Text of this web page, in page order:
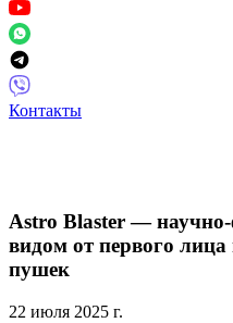
Контакты
Astro Blaster — научно-
видом от первого
пушек
22 июля 2025 г.